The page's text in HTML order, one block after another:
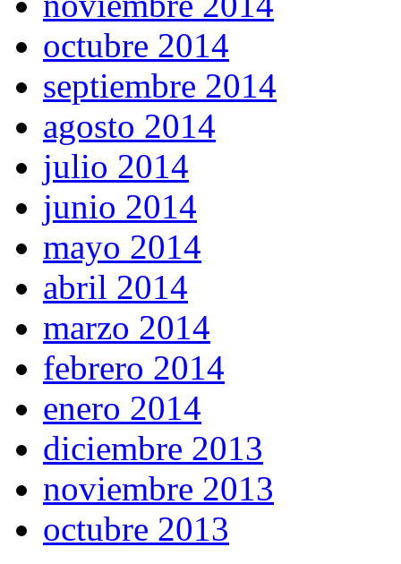
octubre 2014
septiembre 2014
agosto 2014
julio 2014
junio 2014
mayo 2014
abril 2014
marzo 2014
febrero 2014
enero 2014
diciembre 2013
noviembre 2013
octubre 2013